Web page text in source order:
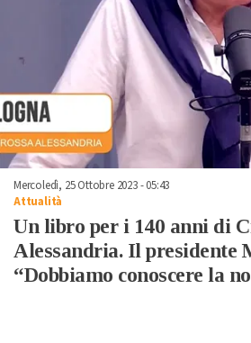
Mercoledì, 25 Ottobre 2023 - 05:43
Attualità
Un libro per i 140 anni di
Alessandria. Il presidente
“Dobbiamo conoscere la